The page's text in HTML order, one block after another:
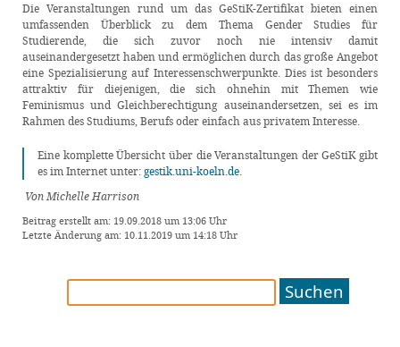
Die Veranstaltungen rund um das GeStiK-Zertifikat bieten einen
umfassenden Überblick zu dem Thema Gender Studies für
Studierende, die sich zuvor noch nie intensiv damit
auseinandergesetzt haben und ermöglichen durch das große Angebot
eine Spezialisierung auf Interessenschwerpunkte. Dies ist besonders
attraktiv für diejenigen, die sich ohnehin mit Themen wie
Feminismus und Gleichberechtigung auseinandersetzen, sei es im
Rahmen des Studiums, Berufs oder einfach aus privatem Interesse.
Eine komplette Übersicht über die Veranstaltungen der GeStiK gibt
es im Internet unter:gestik.uni-koeln.de.
Von Michelle Harrison
Beitrag erstellt am: 19.09.2018 um 13:06 Uhr
Letzte Änderung am: 10.11.2019 um 14:18 Uhr